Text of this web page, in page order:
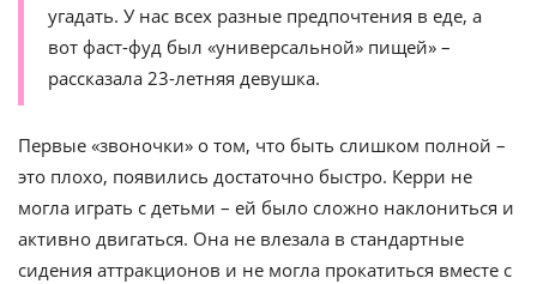
угадать. У нас всех разные предпочтения в еде, а
вот фаст-фуд был «универсальной» пищей» –
рассказала 23-летняя девушка.
Первые «звоночки» о том, что быть слишком полной –
это плохо, появились достаточно быстро. Керри не
могла играть с детьми – ей было сложно наклониться и
активно двигаться. Она не влезала в стандартные
сидения аттракционов и не могла прокатиться вместе с